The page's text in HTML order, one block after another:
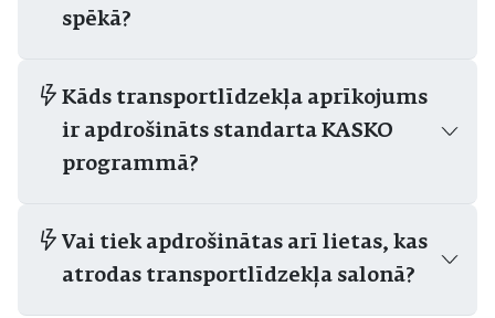
spēkā?
Kāds transportlīdzekļa aprīkojums
ir apdrošināts standarta KASKO
programmā?
Vai tiek apdrošinātas arī lietas, kas
atrodas transportlīdzekļa salonā?